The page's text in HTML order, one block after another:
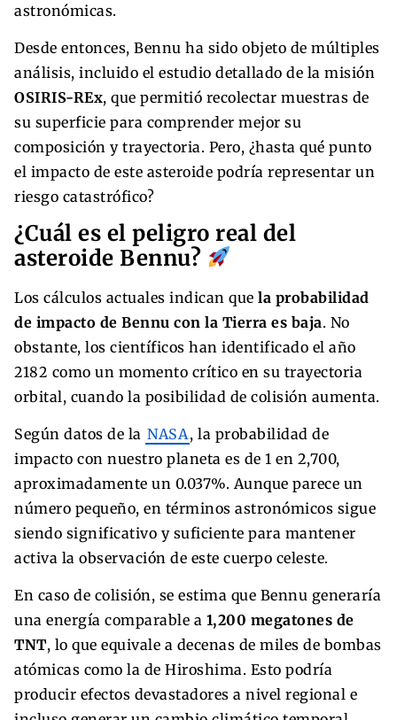
astronómicas.
Desde entonces, Bennu ha sido objeto de múltiples
análisis, incluido el estudio detallado de la misión
OSIRIS-REx, que permitió recolectar muestras de
su superficie para comprender mejor su
composición y trayectoria. Pero, ¿hasta qué punto
el impacto de este asteroide podría representar un
riesgo catastrófico?
¿Cuál es el peligro real del
asteroide Bennu?
Los cálculos actuales indican que la probabilidad
de impacto de Bennu con la Tierra es baja. No
obstante, los científicos han identificado el año
2182 como un momento crítico en su trayectoria
orbital, cuando la posibilidad de colisión aumenta.
Según datos de la NASA, la probabilidad de
impacto con nuestro planeta es de 1 en 2,700,
aproximadamente un 0.037%. Aunque parece un
número pequeño, en términos astronómicos sigue
siendo significativo y suficiente para mantener
activa la observación de este cuerpo celeste.
En caso de colisión, se estima que Bennu generaría
una energía comparable a 1,200 megatones de
TNT, lo que equivale a decenas de miles de bombas
atómicas como la de Hiroshima. Esto podría
producir efectos devastadores a nivel regional e